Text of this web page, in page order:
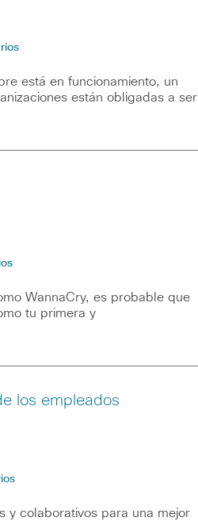
está en funcionamiento, un
están obligadas a ser
WannaCry, es probable que
tu primera y
los empleados
y colaborativos para una mejor